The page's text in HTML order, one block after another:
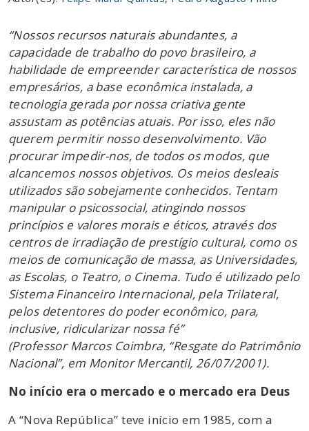
“Nossos recursos naturais abundantes, a
capacidade de trabalho do povo brasileiro, a
habilidade de empreender característica de nossos
empresários, a base econômica instalada, a
tecnologia gerada por nossa criativa gente
assustam as potências atuais. Por isso, eles não
querem permitir nosso desenvolvimento. Vão
procurar impedir-nos, de todos os modos, que
alcancemos nossos objetivos. Os meios desleais
utilizados são sobejamente conhecidos. Tentam
manipular o psicossocial, atingindo nossos
princípios e valores morais e éticos, através dos
centros de irradiação de prestígio cultural, como os
meios de comunicação de massa, as Universidades,
as Escolas, o Teatro, o Cinema. Tudo é utilizado pelo
Sistema Financeiro Internacional, pela Trilateral,
pelos detentores do poder econômico, para,
inclusive, ridicularizar nossa fé”
(Professor Marcos Coimbra, “Resgate do Patrimônio
Nacional”, em Monitor Mercantil, 26/07/2001).
No início era o mercado e o mercado era Deus
A “Nova República” teve início em 1985, com a